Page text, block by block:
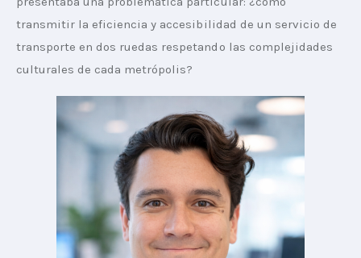
transmitir la eficiencia y accesibilidad de un servicio de
transporte en dos ruedas respetando las complejidades
culturales de cada metrópolis?